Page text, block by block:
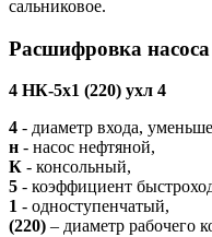
сальниковое.
Расшифровка
4 НК-5х1 (220) ухл 4
4 - диаметр входа,
н - насос нефтяной,
К - консольный,
5 - коэффициент
1 - одноступенчатый,
(220) – диаметр рабочего